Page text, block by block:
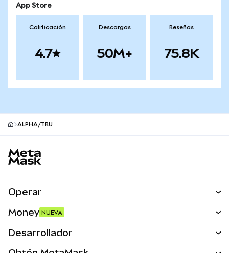
App Store
Calificación
4.7
Descargas
50M+
Reseñas
75.8K
ALPHA/TRU
Operar
Money NUEVA
Desarrollador